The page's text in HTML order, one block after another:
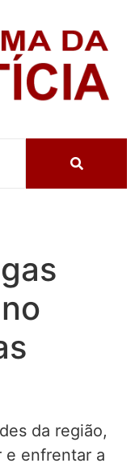
da região,
e enfrentar a